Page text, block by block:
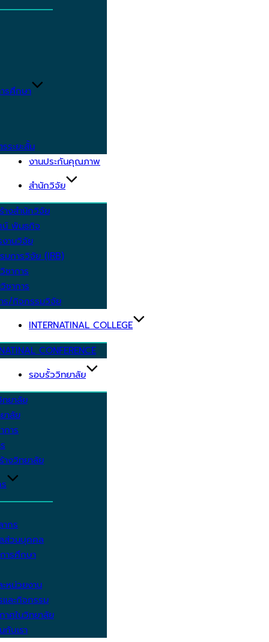
รศึกษา
ระยะสั้น
งานประกันคุณภาพ
สำนักวิจัย
างสำนักวิจัย
น์ พันธกิจ
งานวิจัย
มการวิจัย (IRB)
ชาการ
ชาการ
ร/กิจกรรมวิจัย
INTERNATINAL COLLEGE
CONFERENCE
รอบรั้ววิทยาลัย
ทยาลัย
าลัย
การ
างวิทยาลัย
กร
ส่วนบุคคล
ารศึกษา
หน่วยงาน
และกิจกรรม
าศในวิทยาลัย
กับเรา